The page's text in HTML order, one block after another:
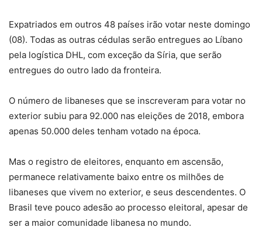
Expatriados em outros 48 países irão votar neste domingo
(08). Todas as outras cédulas serão entregues ao Líbano
pela logística DHL, com exceção da Síria, que serão
entregues do outro lado da fronteira.
O número de libaneses que se inscreveram para votar no
exterior subiu para 92.000 nas eleições de 2018, embora
apenas 50.000 deles tenham votado na época.
Mas o registro de eleitores, enquanto em ascensão,
permanece relativamente baixo entre os milhões de
libaneses que vivem no exterior, e seus descendentes. O
Brasil teve pouco adesão ao processo eleitoral, apesar de
ser a maior comunidade libanesa no mundo.